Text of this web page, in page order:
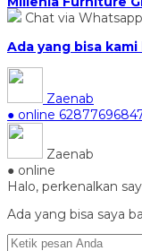
Chat via Whatsapp
Ada yang bisa
Zaenab
● online
Zaenab
● online
Halo, perkenalkan
Ada yang bisa saya